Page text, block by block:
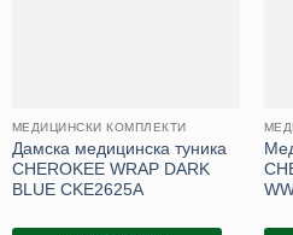
МЕДИЦИНСКИ КОМПЛЕКТИ
Дамска медицинска туника
CHEROKEE WRAP DARK
BLUE CKE2625A